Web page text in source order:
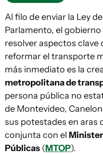
Al filo de enviar la Ley de
Parlamento, el gobierno
resolver aspectos clave
reformar el transporte
más inmediato es la
metropolitana de
persona pública no
de Montevideo,
sus potestades en aras
conjunta con el
Públicas (MTOP).